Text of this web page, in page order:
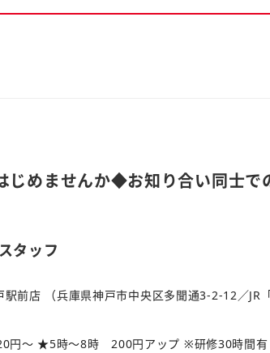
めませんか◆お知り合い同士で
タッフ
駅前店 （兵庫県神戸市中央区多聞通3-2-12／
円～ ★5時～8時 200円アップ ※研修30時間有